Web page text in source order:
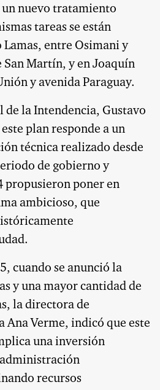
un nuevo tratamiento
tareas se están
Lamas, entre Osimani y
Martín, y en Joaquín
y avenida Paraguay.
de la Intendencia, Gustavo
plan responde a un
técnica realizado desde
de gobierno y
propusieron poner en
ambicioso, que
cuando se anunció la
y una mayor cantidad de
la directora de
Ana Verme, indicó que este
una inversión
recursos